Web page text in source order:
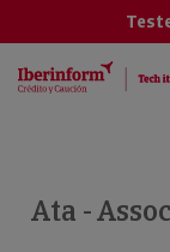
Ata -